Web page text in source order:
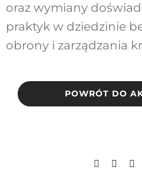
oraz wymiany
praktyk w dziedzinie
obrony i zarządzania
POWRÓT DO